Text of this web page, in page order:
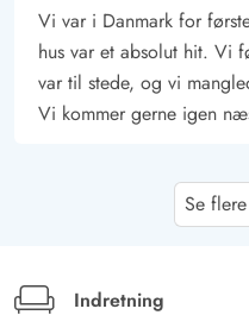
Vi var i Danmark for
hus var et absolut hit. Vi
var til stede, og vi
Vi kommer gerne igen
Dejligt sommerhus til
Se
Indretning